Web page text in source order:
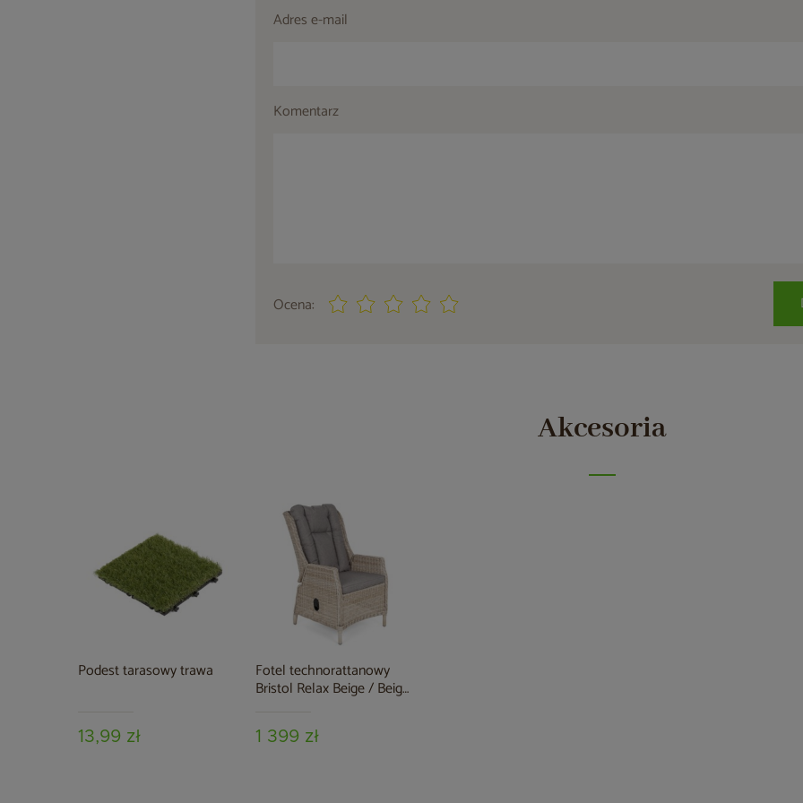
Adres e-mail
Komentarz
Ocena:
Akcesoria
Podest tarasowy trawa
13,99 zł
Fotel technorattanowy
Bristol Relax Beige / Beige
1 399 zł